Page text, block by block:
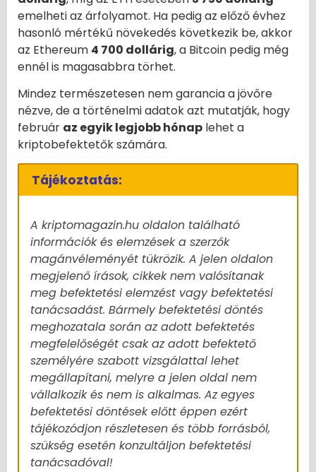
emelheti az árfolyamot. Ha pedig az előző évhez
hasonló mértékű növekedés következik be, akkor
az Ethereum 4 700 dollárig, a Bitcoin pedig még
ennél is magasabbra törhet.
Mindez természetesen nem garancia a jövőre
nézve, de a történelmi adatok azt mutatják, hogy
február az egyik legjobb hónap lehet a
kriptobefektetők számára.
Tájékoztatás:
A kriptomagazin.hu oldalon található
információk és elemzések a szerzők
magánvéleményét tükrözik. A jelen oldalon
megjelenő írások, cikkek nem valósítanak
meg befektetési elemzést vagy befektetési
tanácsadást. Bármely befektetési döntés
meghozatala során az adott befektetés
megfelelőségét csak az adott befektető
személyére szabott vizsgálattal lehet
megállapítani, melyre a jelen oldal nem
vállalkozik és nem is alkalmas. Az egyes
befektetési döntések előtt éppen ezért
tájékozódjon részletesen és több forrásból,
szükség esetén konzultáljon befektetési
tanácsadóval!